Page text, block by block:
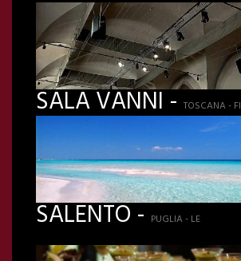
SALA VANNI -TOSCANA - FI
SALENTO -PUGLIA - LE